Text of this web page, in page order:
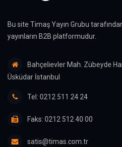
Bu site Timaş Yayın Grubu
yayınların B2B platformudur.
Bahçelievler Mah. Zübeyde
Üsküdar İstanbul
Tel: 0212 511 24 24
Faks: 0212 512 40 00
satis@timas.com.tr